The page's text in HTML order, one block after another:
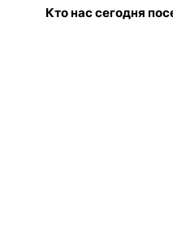
Кто нас сегодня